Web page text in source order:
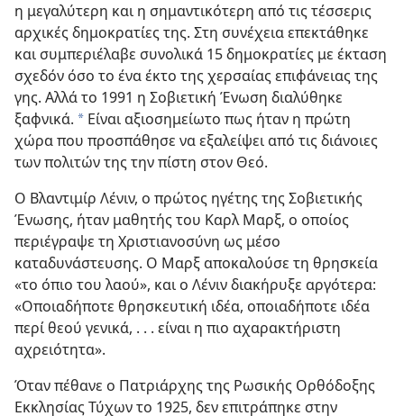
η μεγαλύτερη και η σημαντικότερη από τις τέσσερις
αρχικές δημοκρατίες της. Στη συνέχεια επεκτάθηκε
και συμπεριέλαβε συνολικά 15 δημοκρατίες με έκταση
σχεδόν όσο το ένα έκτο της χερσαίας επιφάνειας της
γης. Αλλά το 1991 η Σοβιετική Ένωση διαλύθηκε
ξαφνικά. a Είναι αξιοσημείωτο πως ήταν η πρώτη
χώρα που προσπάθησε να εξαλείψει από τις διάνοιες
των πολιτών της την πίστη στον Θεό.
Ο Βλαντιμίρ Λένιν, ο πρώτος ηγέτης της Σοβιετικής
Ένωσης, ήταν μαθητής του Καρλ Μαρξ, ο οποίος
περιέγραψε τη Χριστιανοσύνη ως μέσο
καταδυνάστευσης. Ο Μαρξ αποκαλούσε τη θρησκεία
«το όπιο του λαού», και ο Λένιν διακήρυξε αργότερα:
«Οποιαδήποτε θρησκευτική ιδέα, οποιαδήποτε ιδέα
περί θεού γενικά, . . . είναι η πιο αχαρακτήριστη
αχρειότητα».
Όταν πέθανε ο Πατριάρχης της Ρωσικής Ορθόδοξης
Εκκλησίας Τύχων το 1925, δεν επιτράπηκε στην